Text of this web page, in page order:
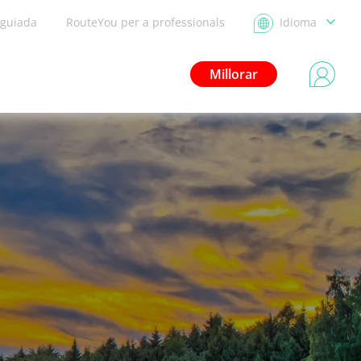
RouteYou per a professionals Idioma
Millorar